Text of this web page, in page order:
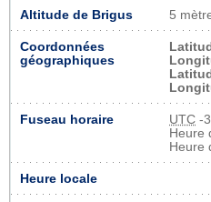
Altitude de Brigus 5
Coordonnées
géographiques
Fuseau horaire UTC -
Heure
Heure
Heure locale